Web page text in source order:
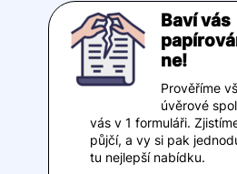
Baví vás
ne!
Prověříme
úvěrové
vás v 1 formuláři.
půjčí, a vy si pak
tu nejlepší nabídku.